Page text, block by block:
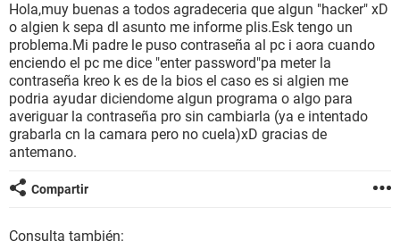
Hola,muy buenas a todos agradeceria que algun "hacker" xD
o algien k sepa dl asunto me informe plis.Esk tengo un
problema.Mi padre le puso contraseña al pc i aora cuando
enciendo el pc me dice "enter password"pa meter la
contraseña kreo k es de la bios el caso es si algien me
podria ayudar diciendome algun programa o algo para
averiguar la contraseña pro sin cambiarla (ya e intentado
grabarla cn la camara pero no cuela)xD gracias de
antemano.
Compartir
Consulta también: